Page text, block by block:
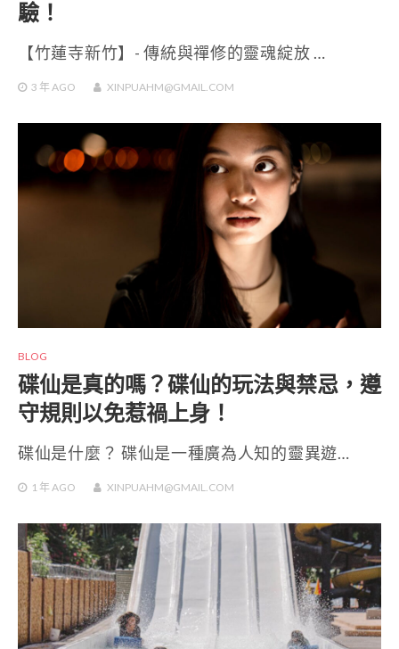
驗！
【竹蓮寺新竹】- 傳統與禪修的靈魂綻放 …
3 年 AGO XINPUAHM@GMAIL.COM
BLOG
碟仙是真的嗎？碟仙的玩法與禁忌，遵
守規則以免惹禍上身！
碟仙是什麼？ 碟仙是一種廣為人知的靈異遊…
1 年 AGO XINPUAHM@GMAIL.COM